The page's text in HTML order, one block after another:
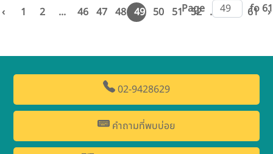
‹ 1 2 ... 46 47 48 49 50 51 52 ... 60 61 ›
Page fo 61
02-9428629
คำถามที่พบบ่อย